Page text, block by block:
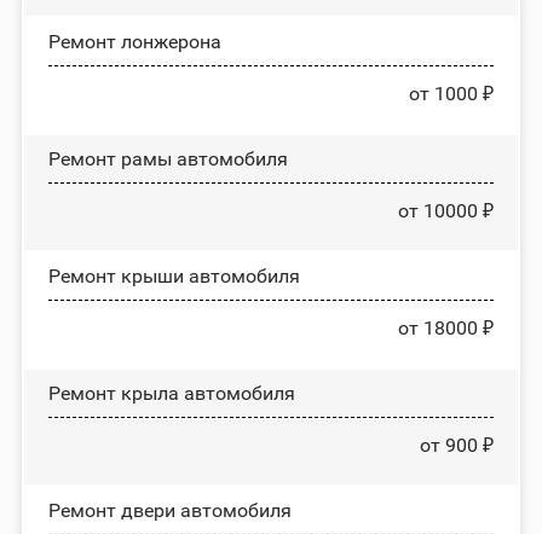
Ремонт лонжерона
от 1000 ₽
Ремонт рамы автомобиля
от 10000 ₽
Ремонт крыши автомобиля
от 18000 ₽
Ремонт крыла автомобиля
от 900 ₽
Ремонт двери автомобиля